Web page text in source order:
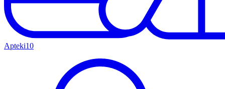
Apteki10